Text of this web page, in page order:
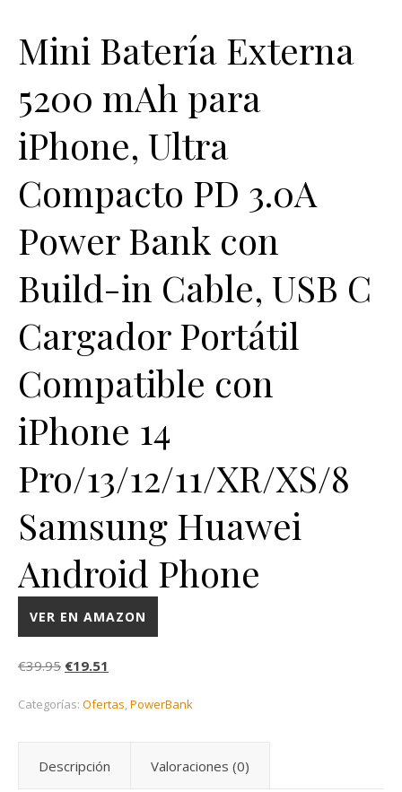
Mini Batería Externa
5200 mAh para
iPhone, Ultra
Compacto PD 3.0A
Power Bank con
Build-in Cable, USB C
Cargador Portátil
Compatible con
iPhone 14
Pro/13/12/11/XR/XS/8
Samsung Huawei
Android Phone
VER EN AMAZON
€39.95 El precio original era: €39.95.
€19.51
Categorías: Ofertas,PowerBank
Descripción Valoraciones (0)